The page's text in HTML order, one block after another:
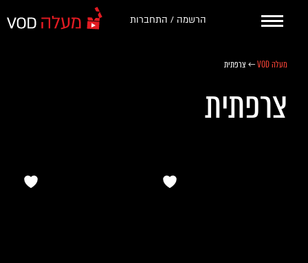
הרשמה / התחברות
מעלה VOD ← צרפתית
צרפתית